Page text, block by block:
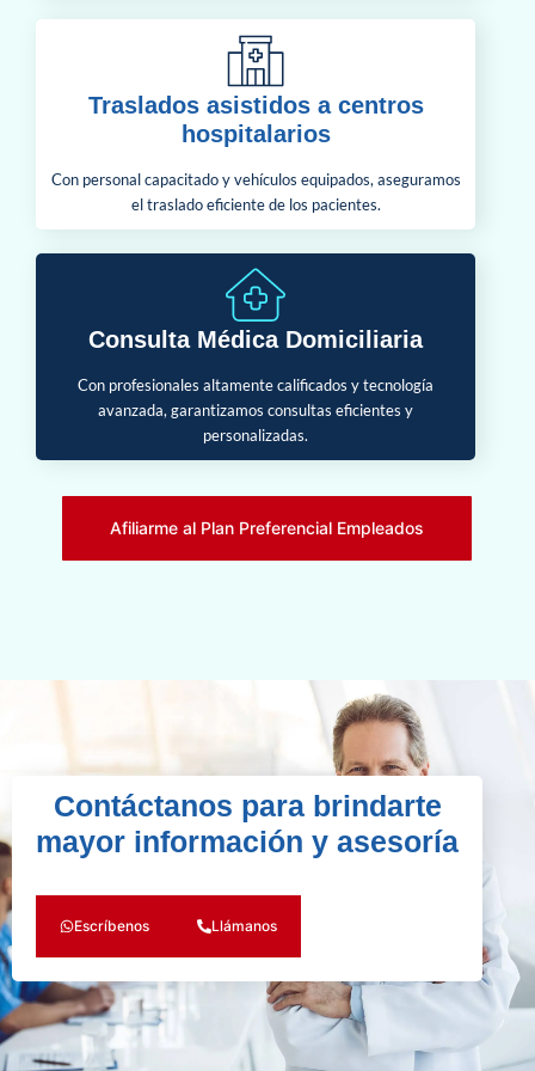
Traslados asistidos a centros
hospitalarios
Con personal capacitado y vehículos equipados, aseguramos
el traslado eficiente de los pacientes.
Consulta Médica Domiciliaria
Con profesionales altamente calificados y tecnología
avanzada, garantizamos consultas eficientes y
personalizadas.
Afiliarme al Plan Preferencial Empleados
Contáctanos para brindarte
mayor información y asesoría
Escríbenos Llámanos